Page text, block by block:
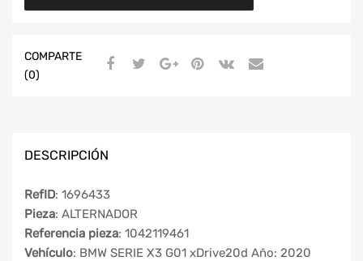
COMPARTE
(0)
DESCRIPCIÓN
RefID: 1696433
Pieza: ALTERNADOR
Referencia pieza: 1042119461
Vehículo: BMW SERIE X3 G01 xDrive20d Año: 2020